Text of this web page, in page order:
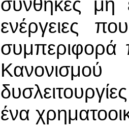
συνθήκες μη
ενέργειες
συμπεριφορά
ένα